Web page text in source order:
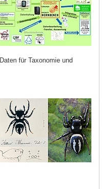
für Taxonomie und